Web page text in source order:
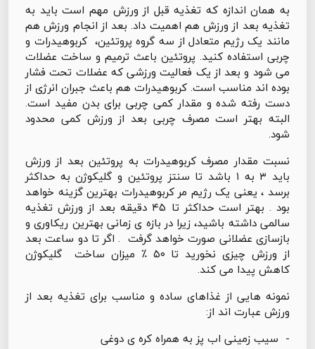
به همان اندازه که تغذیه قبل از ورزش مهم است باید به
تغذیه بعد از ورزش هم اهمیت داد. بعد از انجام ورزش هم
مانند یک رژیم متعادل از سه گروه پروتئین، کربوهیدرات و
چربی استفاده کنید. پروتئین باعث ترمیم و ساخت عضلات
می شود و بعد از یک فعالیت ورزشی که عضلات تحت فشار
بوده اند مناسب است. کربوهیدرات هم باعث جبران انرژی از
دست رفته شده و مقدار کمی چربی برای بدن مفید است.
البته بهتر است مصرف چربی بعد از ورزش کمی محدود
شود.
نسبت مقدار مصرف کربوهیدرات به پروتئین بعد از ورزش
باید ۳ به ۱ باشد تا سنتز پروتئین و گلیکوژن به حداکثر
برسد ، یعنی یک رژیم مر کربوهیدرات بهترین گزینه خواهد
بود . بهتر است حداکثر تا ۴۵ دقیقه بعد از ورزش تغذیه
سالمی داشته باشید، زیرا در بازه ی زمانی بهترین ریکاوری و
بازسازی عضلانی صورت خواهد گرفت . اگر تا دو ساعت بعد
از ورزش چیزی نخورید تا ۵۰ ٪ میزان ساخت گلیکوژن
کاهش پیدا می کند.
نمونه هایی از غذاهای ساده و مناسب برای تغذیه بعد از
ورزش عبارت اند از:
- سیب زمینی اب پز به همراه کره ی دوغی